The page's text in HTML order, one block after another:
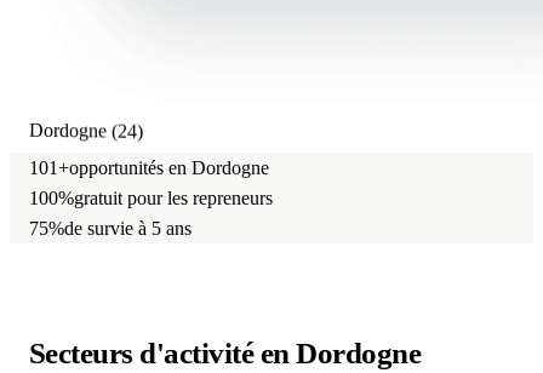
101+opportunités en Dordogne
100%gratuit pour les repreneurs
75%de survie à 5 ans
Secteurs d'activitéen Dordogne